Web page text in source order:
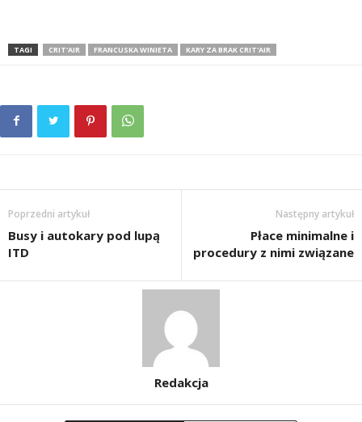
TAGI CRIT'AIR FRANCUSKA WINIETA KARY ZA BRAK CRIT'AIR
Poprzedni artykuł
Busy i autokary pod lupą
ITD
Następny artykuł
Płace minimalne i
procedury z nimi związane
Redakcja